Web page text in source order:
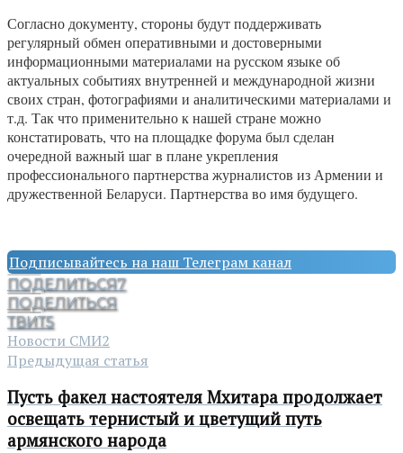
Согласно документу, стороны будут поддерживать
регулярный обмен оперативными и достоверными
информационными материалами на русском языке об
актуальных событиях внутренней и международной жизни
своих стран, фотографиями и аналитическими материалами и
т.д. Так что применительно к нашей стране можно
констатировать, что на площадке форума был сделан
очередной важный шаг в плане укрепления
профессионального партнерства журналистов из Армении и
дружественной Беларуси. Партнерства во имя будущего.
Подписывайтесь на наш Телеграм канал
ПОДЕЛИТЬСЯ7
ПОДЕЛИТЬСЯ
ТВИТ5
Новости СМИ2
Предыдущая статья
Пусть факел настоятеля Мхитара продолжает
освещать тернистый и цветущий путь
армянского народа